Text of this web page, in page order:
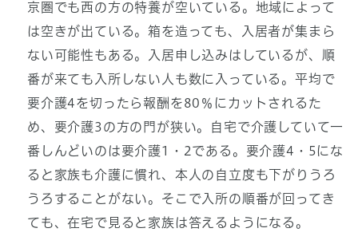
京圏でも西の方の特養が空いている。地域によって
は空きが出ている。箱を造っても、入居者が集まら
ない可能性もある。入居申し込みはしているが、順
番が来ても入所しない人も数に入っている。平均で
要介護4を切ったら報酬を80％にカットされるた
め、要介護3の方の門が狭い。自宅で介護していて一
番しんどいのは要介護1・2である。要介護4・5にな
ると家族も介護に慣れ、本人の自立度も下がりうろ
うろすることがない。そこで入所の順番が回ってき
ても、在宅で見ると家族は答えるようになる。